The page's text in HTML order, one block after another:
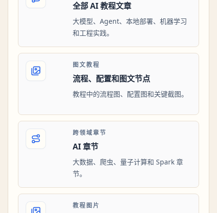
全部 AI 教程文章
大模型、Agent、本地部署、机器学习
和工程实践。
图文教程
流程、配置和图文节点
教程中的流程图、配置图和关键截图。
跨领域章节
AI 章节
大数据、爬虫、量子计算和 Spark 章
节。
教程图片